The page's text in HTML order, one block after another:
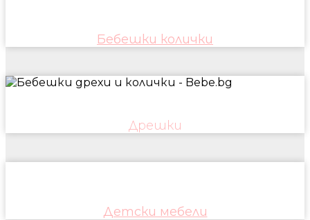
Бебешки колички
Дрешки
Детски мебели